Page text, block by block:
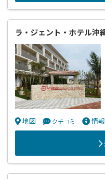
ラ・ジェント・ホテル沖
地図 クチコミ 情報